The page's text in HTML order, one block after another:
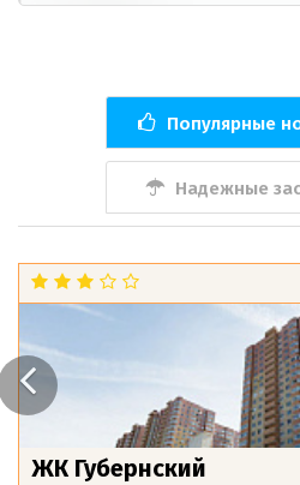
Популярные
Надежные
ЖК Губернский